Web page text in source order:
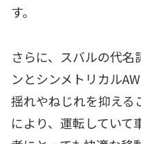
す。
さらに、スバルの代
ンとシンメトリカル
揺れやねじれを抑える
により、運転してい